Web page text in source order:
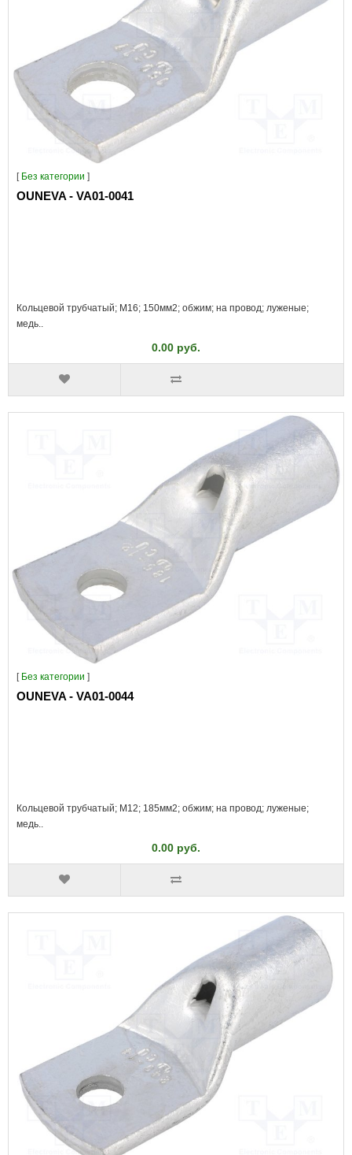
[ Без категории ]
OUNEVA - VA01-0041
Кольцевой трубчатый; M16; 150мм2; обжим; на провод; луженые;
медь..
0.00 руб.
[ Без категории ]
OUNEVA - VA01-0044
Кольцевой трубчатый; M12; 185мм2; обжим; на провод; луженые;
медь..
0.00 руб.